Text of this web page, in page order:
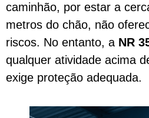
caminhão, por estar a
metros do chão, não
riscos. No entanto, a NR
qualquer atividade acima
exige proteção adequada.